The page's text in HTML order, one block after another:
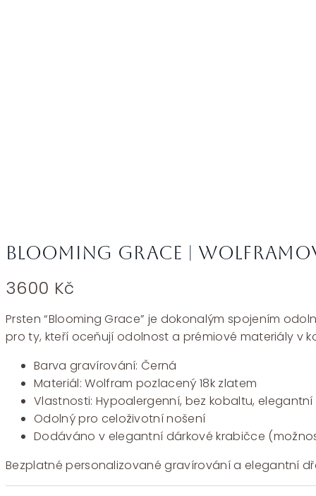
Blooming Grace |
3600 Kč
Prsten “Blooming Grace” je dokonalým spojením
pro ty, kteří oceňují odolnost a prémiové materiály v
Barva gravírování: Černá
Materiál: Wolfram pozlacený 18k zlatem
Vlastnosti: Hypoalergenní, bez kobaltu,
Odolný pro celoživotní nošení
Dodáváno v elegantní dárkové krabičce
Bezplatné personalizované gravírování a elegantní